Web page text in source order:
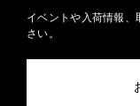
イベントや入荷情報
さい。